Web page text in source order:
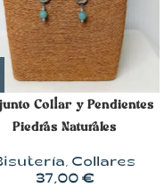
Collar y Pendientes
Piedras Naturales
, Collares
37,00 €